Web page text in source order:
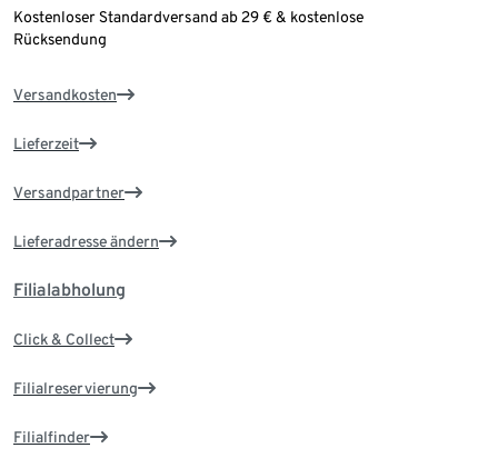
Kostenloser Standardversand ab 29 € & kostenlose
Rücksendung
Versandkosten
Lieferzeit
Versandpartner
Lieferadresse ändern
Filialabholung
Click & Collect
Filialreservierung
Filialfinder